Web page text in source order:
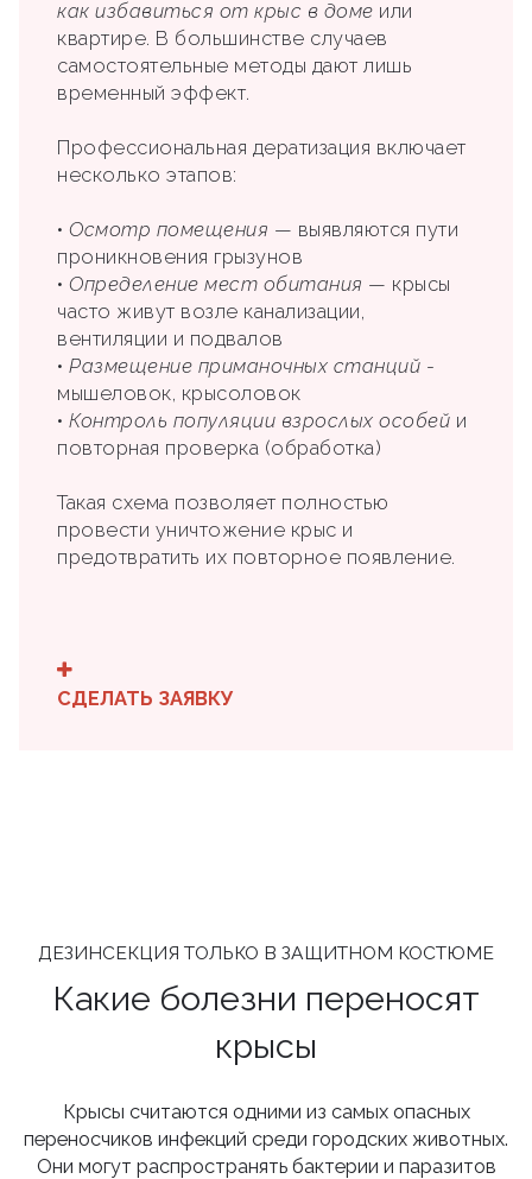
как избавиться от крыс в доме или
квартире. В большинстве случаев
самостоятельные методы дают лишь
временный эффект.
Профессиональная дератизация включает
несколько этапов:
• Осмотр помещения — выявляются пути
проникновения грызунов
• Определение мест обитания — крысы
часто живут возле канализации,
вентиляции и подвалов
• Размещение приманочных станций -
мышеловок, крысоловок
• Контроль популяции взрослых особей и
повторная проверка (обработка)
Такая схема позволяет полностью
провести уничтожение крыс и
предотвратить их повторное появление.
СДЕЛАТЬ ЗАЯВКУ
ДЕЗИНСЕКЦИЯ ТОЛЬКО В ЗАЩИТНОМ КОСТЮМЕ
Какие болезни переносят
крысы
Крысы считаются одними из самых опасных
переносчиков инфекций среди городских животных.
Они могут распространять бактерии и паразитов